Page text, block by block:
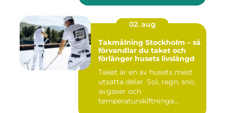
02. aug
Takmålning Stockholm – så
förvandlar du taket och
förlänger husets livslängd
Taket är en av husets mest
utsatta delar. Sol, regn, snö,
avgaser och
temperaturskiftninga...